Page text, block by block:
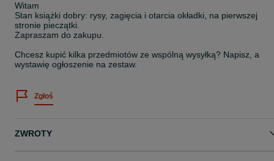
Witam
Stan książki dobry: rysy, zagięcia i otarcia okładki, na pierwszej
stronie pieczątki.
Zapraszam do zakupu.
Chcesz kupić kilka przedmiotów ze wspólną wysyłką? Napisz, a
wystawię ogłoszenie na zestaw.
Zgłoś
ZWROTY